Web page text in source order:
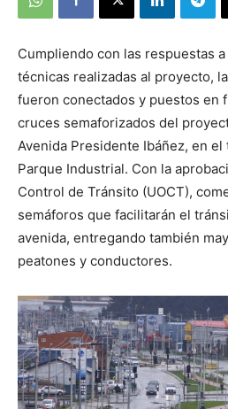
Cumpliendo con las respuestas
técnicas realizadas al proyecto,
fueron conectados y puestos en
cruces semaforizados del
Avenida Presidente Ibáñez, en
Parque Industrial. Con la
Control de Tránsito (UOCT),
semáforos que facilitarán el
avenida, entregando también
peatones y conductores.